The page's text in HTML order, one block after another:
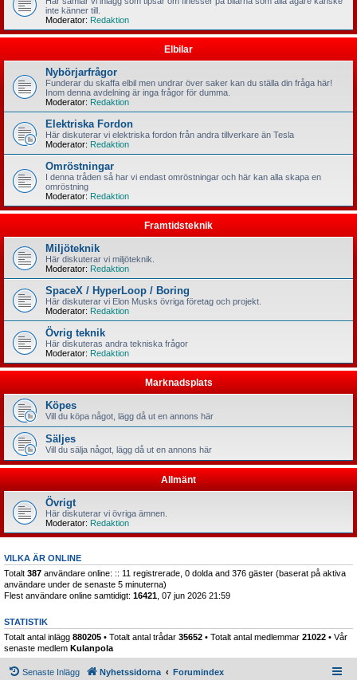
inte känner till.
Moderator: Redaktion
Elbilar
Nybörjarfrågor
Funderar du skaffa elbil men undrar över saker kan du ställa din fråga här!
Inom denna avdelning är inga frågor för dumma.
Moderator: Redaktion
Elektriska Fordon
Här diskuterar vi elektriska fordon från andra tillverkare än Tesla
Moderator: Redaktion
Omröstningar
I denna tråden så har vi endast omröstningar och här kan alla skapa en
omröstning
Moderator: Redaktion
Framtidsteknik
Miljöteknik
Här diskuterar vi miljöteknik.
Moderator: Redaktion
SpaceX / HyperLoop / Boring
Här diskuterar vi Elon Musks övriga företag och projekt.
Moderator: Redaktion
Övrig teknik
Här diskuteras andra tekniska frågor
Moderator: Redaktion
Marknadsplats
Köpes
Vill du köpa något, lägg då ut en annons här
Säljes
Vill du sälja något, lägg då ut en annons här
Allmänt
Övrigt
Här diskuterar vi övriga ämnen.
Moderator: Redaktion
VILKA ÄR ONLINE
Totalt 387 användare online: :: 11 registrerade, 0 dolda and 376 gäster (baserat på aktiva
användare under de senaste 5 minuterna)
Flest användare online samtidigt: 16421 , 07 jun 2026 21:59
STATISTIK
Totalt antal inlägg 880205 • Totalt antal trådar 35652 • Totalt antal medlemmar 21022 • Vår
senaste medlem Kulanpola
Senaste Inlägg Nyhetssidorna Forumindex